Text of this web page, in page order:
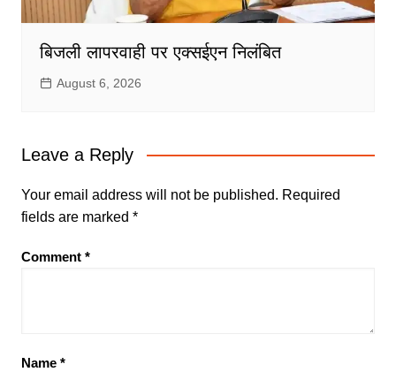
बिजली लापरवाही पर एक्सईएन निलंबित
August 6, 2026
Leave a Reply
Your email address will not be published. Required
fields are marked *
Comment *
Name *